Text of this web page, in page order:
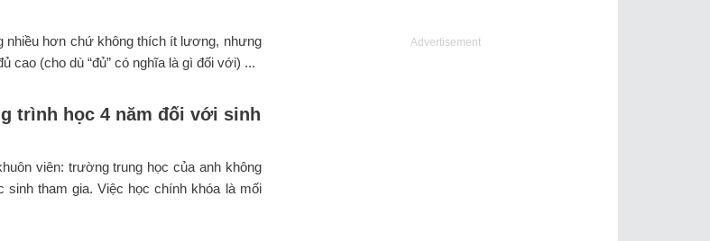
hơn chứ không thích ít lương, nhưng
cao (cho dù “đủ” có nghĩa là gì đối với) ...
trình học 4 năm đối với sinh
viên: trường trung học của anh không
sinh tham gia. Việc học chính khóa là mối
Advertisement